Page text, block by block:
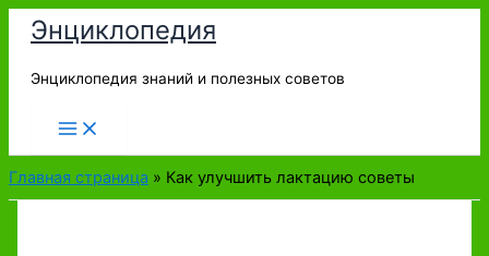
Перейти
содержимому
Энциклопедия
Энциклопедия знаний и полезных советов
Главная страница » Как улучшить лактацию советы